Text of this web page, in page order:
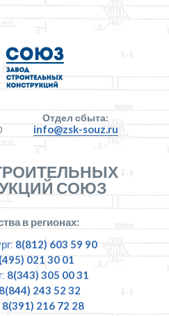
Отдел сбыта:
info@zsk-souz.ru
СОЮЗ
в регионах:
8(812) 603 59 90
021 30 01
8(343) 305 00 31
8(844) 243 52 32
8(391) 216 72 28